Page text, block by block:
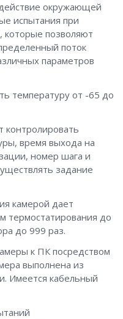
окружающей
испытания при
позволяют
поток
параметров
температуру от -65 до
контролировать
время выхода на
номер шага и
задание
камерой дает
термостатирования до
до 999 раз.
к ПК посредством
выполнена из
Имеется кабельный